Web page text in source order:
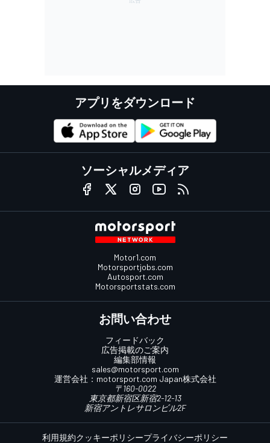
アプリをダウンロード
ソーシャルメディア
Motor1.com
Motorsportjobs.com
Autosport.com
Motorsportstats.com
お問い合わせ
フィードバック
広告掲載のご案内
編集部情報
sales@motorsport.com
運営会社： motorsport.com Japan株式会社
〒160-0022
東京都新宿区新宿2-12-13
新宿アントレサロンビル2F
利用規約クッキーポリシープライバシーポリシー